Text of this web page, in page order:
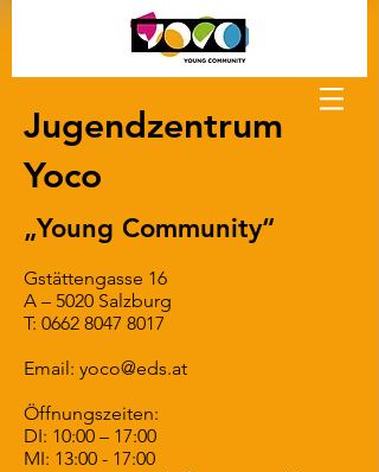
Jugendzentrum
Yoco
„Young Community“
Gstättengasse 16
A – 5020 Salzburg
T: 0662 8047 8017
Email: yoco@eds.at
Öffnungszeiten:
DI: 10:00 – 17:00
MI: 13:00 - 17:00